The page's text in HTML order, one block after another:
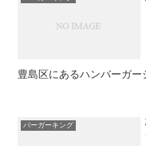
豊島区にあるハンバーガー
バーガーキング